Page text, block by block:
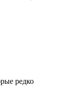
редко